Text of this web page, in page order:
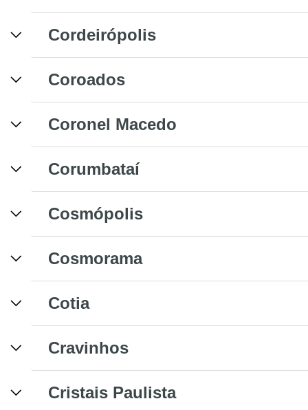
Cordeirópolis
Coroados
Coronel Macedo
Corumbataí
Cosmópolis
Cosmorama
Cotia
Cravinhos
Cristais Paulista